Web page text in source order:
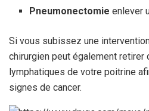
Pneumonectomie enlever
Si vous subissez une
chirurgien peut également retirer
lymphatiques de votre poitrine
signes de cancer.